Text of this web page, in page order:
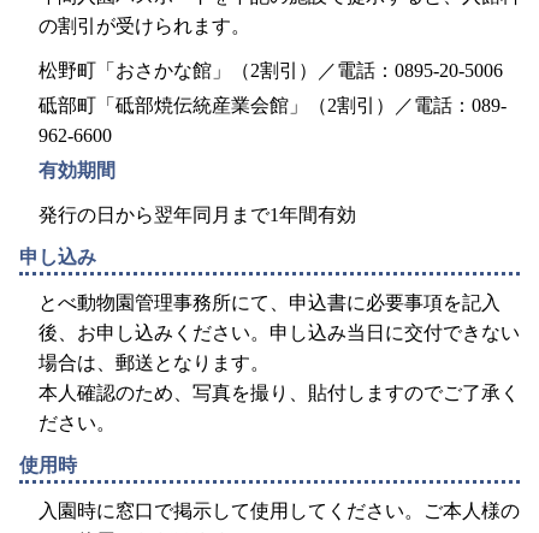
の割引が受けられます。
松野町「おさかな館」（2割引）／電話：0895-20-5006
砥部町「砥部焼伝統産業会館」（2割引）／電話：089-
962-6600
有効期間
発行の日から翌年同月まで1年間有効
申し込み
とべ動物園管理事務所にて、申込書に必要事項を記入
後、お申し込みください。申し込み当日に交付できない
場合は、郵送となります。
本人確認のため、写真を撮り、貼付しますのでご了承く
ださい。
使用時
入園時に窓口で掲示して使用してください。ご本人様の